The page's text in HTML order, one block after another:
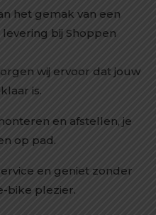
het gemak van een
bij Shoppen
wij ervoor dat jouw
is.
en afstellen, je
op pad.
en geniet zonder
bike plezier.